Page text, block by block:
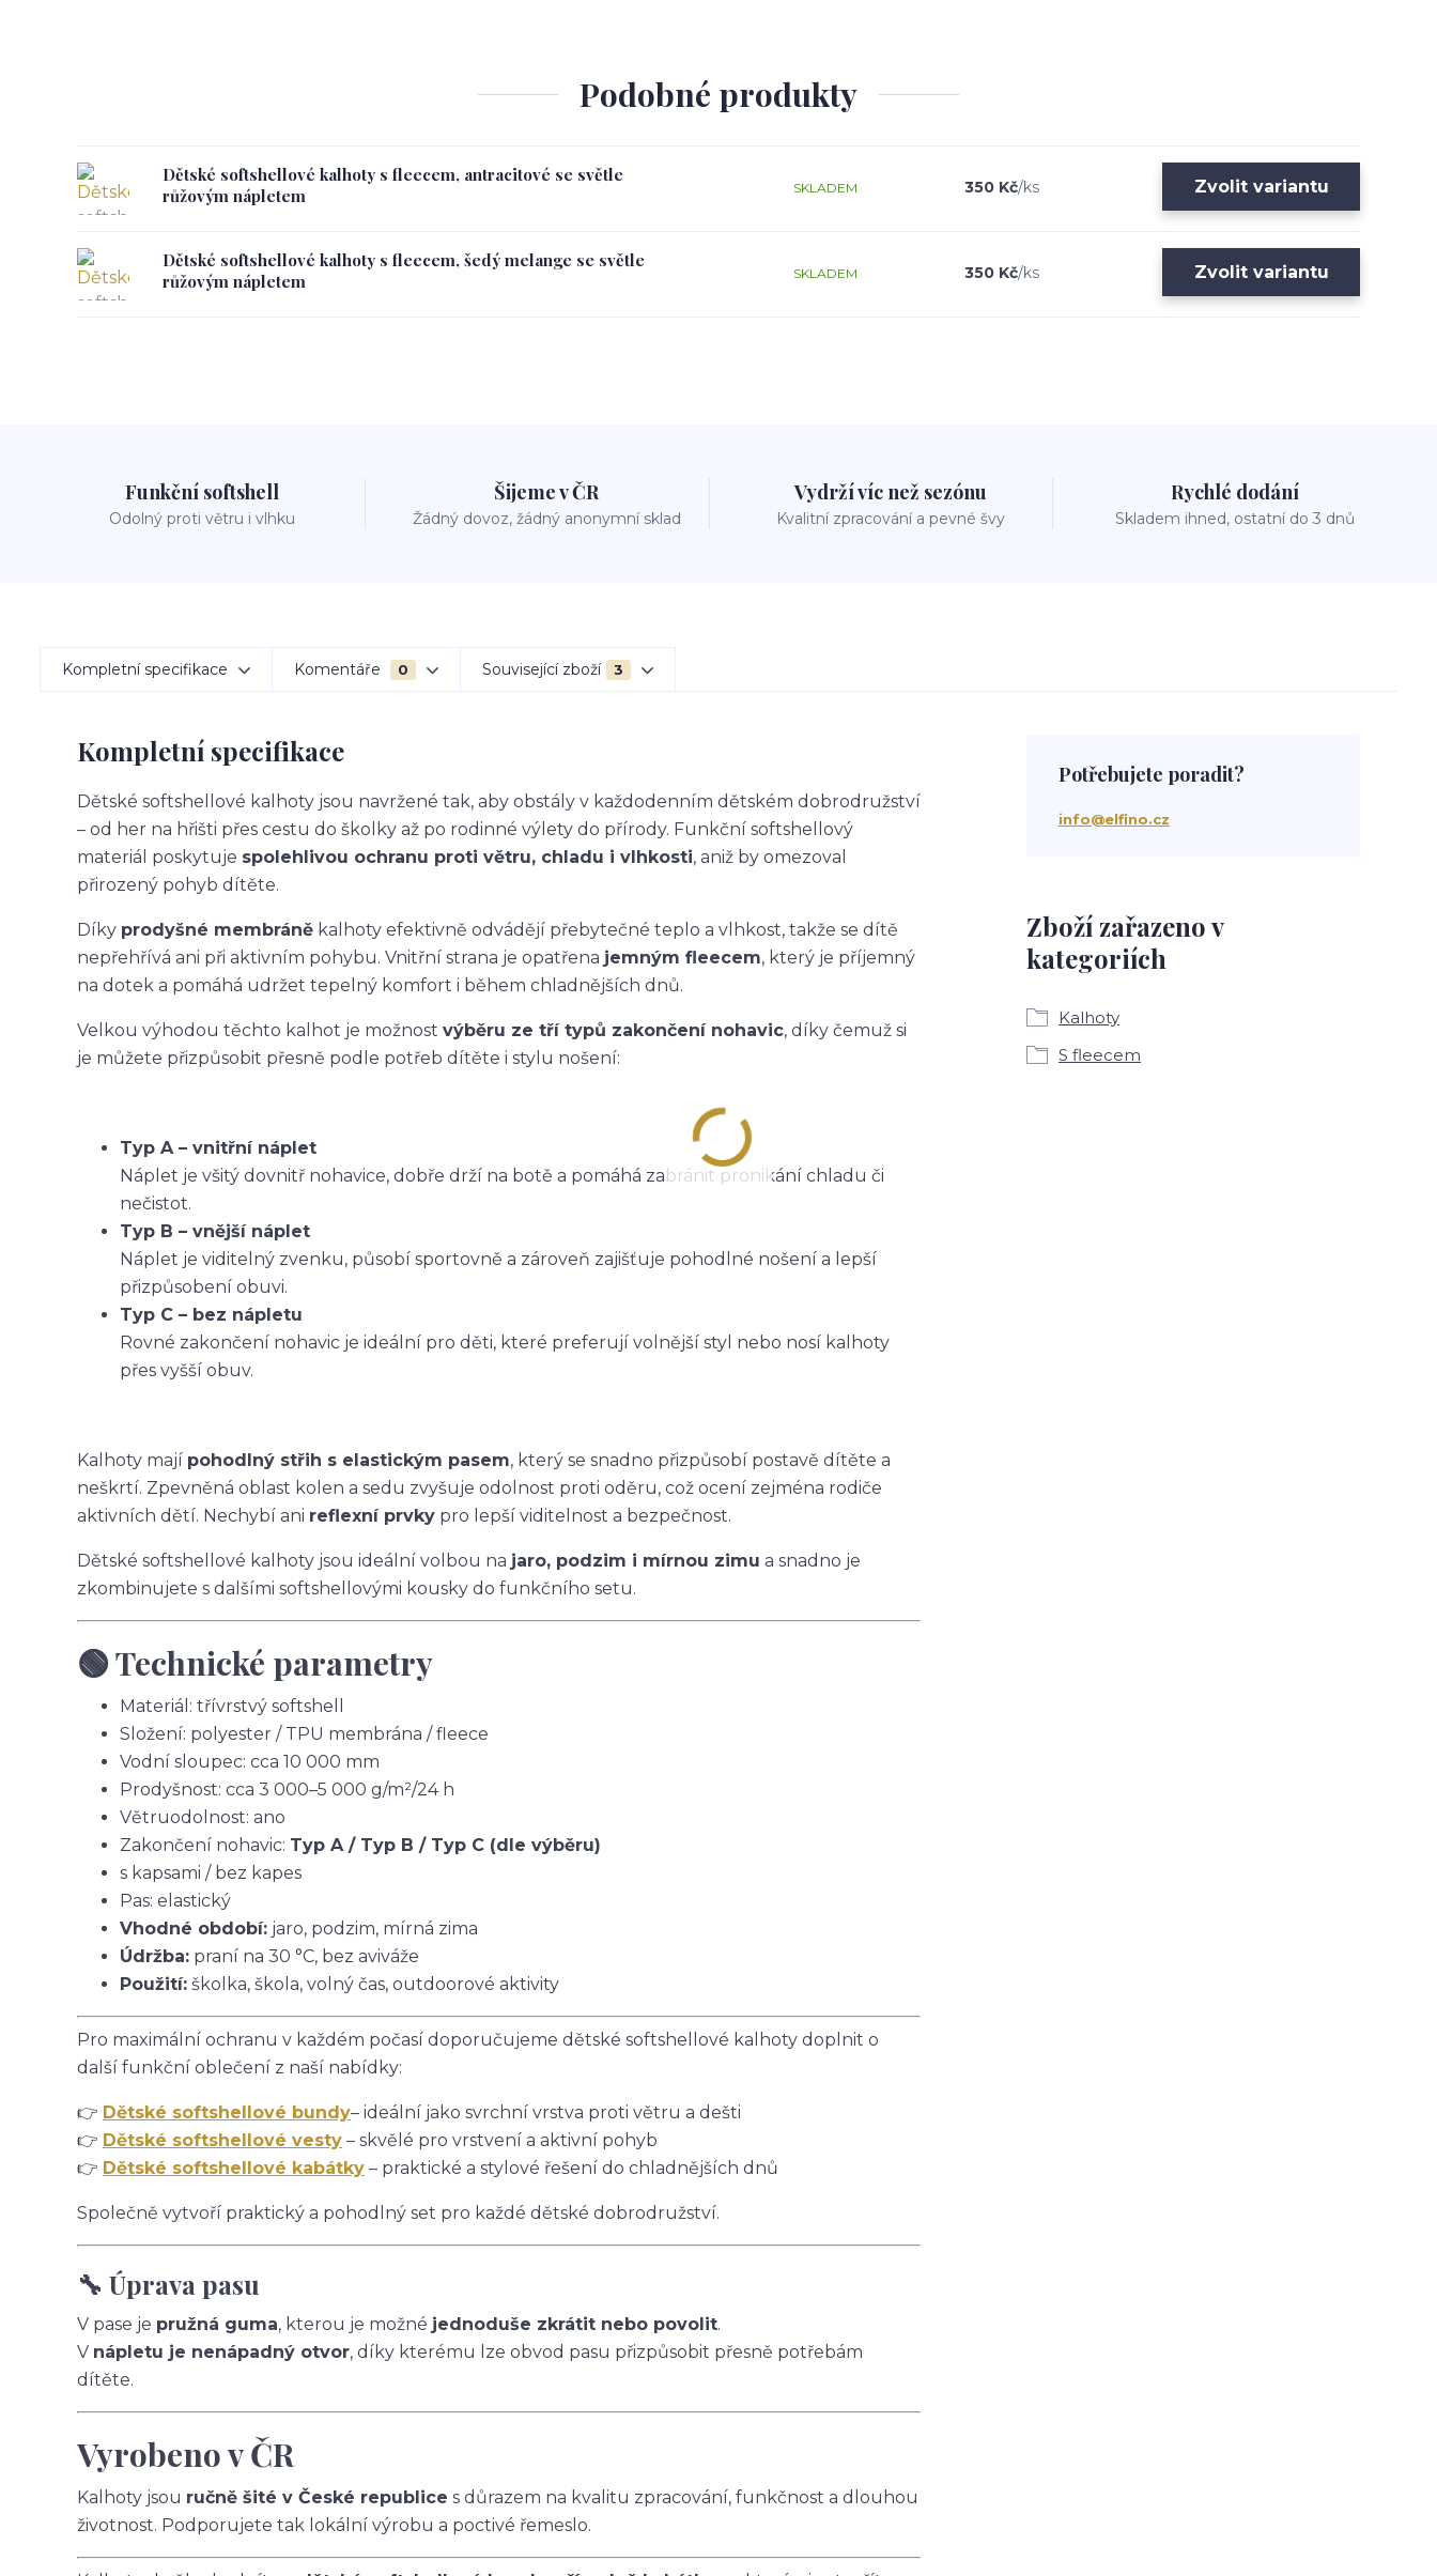
Podobné produkty
Dětské softshellové kalhoty s fleecem, antracitové se světle
růžovým nápletem
350 Kč/ks
SKLADEM Zvolit variantu
Dětské softshellové kalhoty s fleecem, šedý melange se světle
růžovým nápletem
350 Kč/ks
SKLADEM Zvolit variantu
Funkční softshell
Odolný proti větru i vlhku
Šijeme v ČR
Žádný dovoz, žádný anonymní sklad
Vydrží víc než sezónu
Kvalitní zpracování a pevné švy
Rychlé dodání
Skladem ihned, ostatní do 3 dnů
Kompletní specifikace Komentáře 0 Související zboží 3
Kompletní specifikace
Dětské softshellové kalhoty jsou navržené tak, aby obstály v každodenním dětském dobrodružství
– od her na hřišti přes cestu do školky až po rodinné výlety do přírody. Funkční softshellový
materiál poskytuje spolehlivou ochranu proti větru, chladu i vlhkosti, aniž by omezoval
přirozený pohyb dítěte.
Díky prodyšné membráně kalhoty efektivně odvádějí přebytečné teplo a vlhkost, takže se dítě
nepřehřívá ani při aktivním pohybu. Vnitřní strana je opatřena jemným fleecem, který je příjemný
na dotek a pomáhá udržet tepelný komfort i během chladnějších dnů.
Velkou výhodou těchto kalhot je možnost výběru ze tří typů zakončení nohavic, díky čemuž si
je můžete přizpůsobit přesně podle potřeb dítěte i stylu nošení:
Typ A – vnitřní náplet
Náplet je všitý dovnitř nohavice, dobře drží na botě a pomáhá zabránit pronikání chladu či
nečistot.
Typ B – vnější náplet
Náplet je viditelný zvenku, působí sportovně a zároveň zajišťuje pohodlné nošení a lepší
přizpůsobení obuvi.
Typ C – bez nápletu
Rovné zakončení nohavic je ideální pro děti, které preferují volnější styl nebo nosí kalhoty
přes vyšší obuv.
Kalhoty mají pohodlný střih s elastickým pasem, který se snadno přizpůsobí postavě dítěte a
neškrtí. Zpevněná oblast kolen a sedu zvyšuje odolnost proti oděru, což ocení zejména rodiče
aktivních dětí. Nechybí ani reflexní prvky pro lepší viditelnost a bezpečnost.
Dětské softshellové kalhoty jsou ideální volbou na jaro, podzim i mírnou zimu a snadno je
zkombinujete s dalšími softshellovými kousky do funkčního setu.
🟢 Technické parametry
Materiál: třívrstvý softshell
Složení: polyester / TPU membrána / fleece
Vodní sloupec: cca 10 000 mm
Prodyšnost: cca 3 000–5 000 g/m²/24 h
Větruodolnost: ano
Zakončení nohavic: Typ A / Typ B / Typ C (dle výběru)
s kapsami / bez kapes
Pas: elastický
Vhodné období: jaro, podzim, mírná zima
Údržba: praní na 30 °C, bez aviváže
Použití: školka, škola, volný čas, outdoorové aktivity
Pro maximální ochranu v každém počasí doporučujeme dětské softshellové kalhoty doplnit o
další funkční oblečení z naší nabídky:
👉 Dětské softshellové bundy– ideální jako svrchní vrstva proti větru a dešti
👉 Dětské softshellové vesty – skvělé pro vrstvení a aktivní pohyb
👉 Dětské softshellové kabátky – praktické a stylové řešení do chladnějších dnů
Společně vytvoří praktický a pohodlný set pro každé dětské dobrodružství.
🔧 Úprava pasu
V pase je pružná guma, kterou je možné jednoduše zkrátit nebo povolit.
V nápletu je nenápadný otvor, díky kterému lze obvod pasu přizpůsobit přesně potřebám
dítěte.
Vyrobeno v ČR
Kalhoty jsou ručně šité v České republice s důrazem na kvalitu zpracování, funkčnost a dlouhou
životnost. Podporujete tak lokální výrobu a poctivé řemeslo.
Zboží zařazeno v
kategoriích
Kalhoty
S fleecem
Potřebujete poradit?
info@elfino.cz